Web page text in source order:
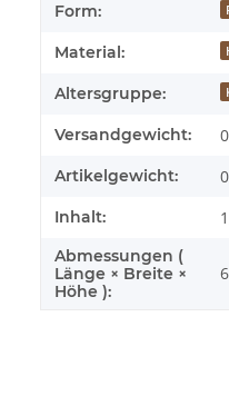
Form:
Material:
Altersgruppe:
Versandgewicht:
Artikelgewicht:
Inhalt:
Abmessungen (
Länge × Breite ×
Höhe ):